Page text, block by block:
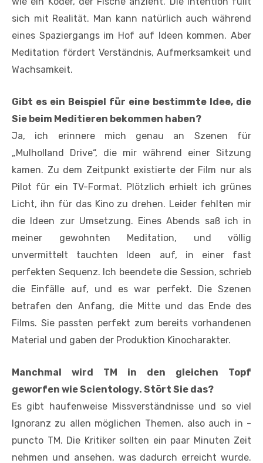
sich mit Realität. Man kann natürlich auch während
eines Spaziergangs im Hof auf Ideen kommen. Aber
Meditation fördert Verständnis, Aufmerksamkeit und
Wachsamkeit.
Gibt es ein Beispiel für eine bestimmte Idee, die
Sie beim Meditieren bekommen haben?
Ja, ich erinnere mich genau an Szenen für
„Mulholland Drive“, die mir während einer Sitzung
kamen. Zu dem Zeitpunkt existierte der Film nur als
Pilot für ein TV-Format. Plötzlich erhielt ich grünes
Licht, ihn für das Kino zu drehen. ­Leider fehlten mir
die Ideen zur Umsetzung. Eines Abends saß ich in
meiner gewohnten Meditation, und völlig
unvermittelt tauchten Ideen auf, in einer fast
perfekten Sequenz. Ich beendete die Session, schrieb
die Einfälle auf, und es war perfekt. Die Szenen
betrafen den Anfang, die Mitte und das Ende des
Films. Sie passten perfekt zum bereits vorhandenen
Material und gaben der Produktion Kinocharakter.
Manchmal wird TM in den gleichen Topf
geworfen wie Scientology. Stört Sie das?
Es gibt haufenweise Missverständnisse und so viel
Ignoranz zu allen ­möglichen Themen, also auch in ­
puncto TM. Die Kritiker sollten ein paar Minuten Zeit
nehmen und ansehen, was dadurch erreicht wurde.